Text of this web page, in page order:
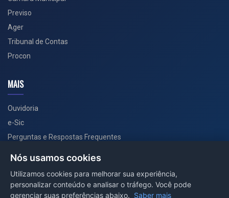
Previso
Ager
Tribunal de Contas
Procon
MAIS
Ouvidoria
e-Sic
Perguntas e Respostas Frequentes
PORTAL COVID-19
Nós usamos cookies
Utilizamos cookies para melhorar sua experiência,
personalizar conteúdo e analisar o tráfego. Você pode
gerenciar suas preferências abaixo. Saber mais